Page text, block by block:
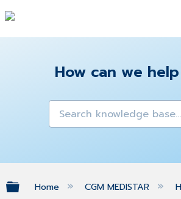
How can we
Expand/collapse global
Home CGM MEDISTAR